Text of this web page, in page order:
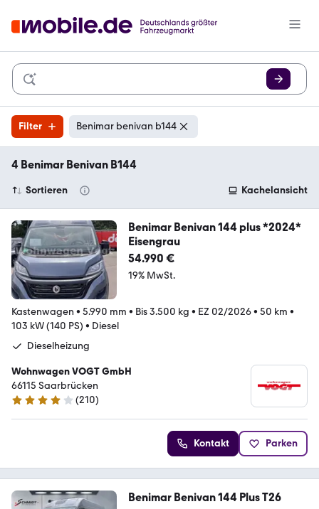
Filter Benimar benivan b144
4 Benimar Benivan B144
Sortieren Kachelansicht
Benimar Benivan 144 plus *2024*
Eisengrau
54.990 €
19% MwSt.
Kastenwagen • 5.990 mm • Bis 3.500 kg • EZ 02/2026• 50 km •
103 kW (140 PS) • Diesel
Dieselheizung
Wohnwagen VOGT GmbH
66115 Saarbrücken
4.2 Sterne
(210)
Kontakt Parken
Benimar Benivan 144 Plus T26